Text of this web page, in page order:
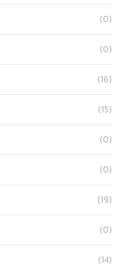
(0)
(0)
(16)
(15)
(0)
(0)
(19)
(0)
(14)